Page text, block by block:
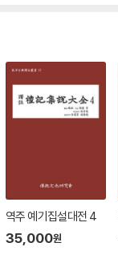
역주 예기집설대전 4
35,000원